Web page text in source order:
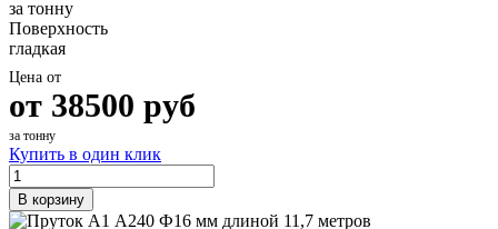
за тонну
Поверхность
гладкая
Цена от
от 38500 руб
за тонну
Купить в один клик
В корзину